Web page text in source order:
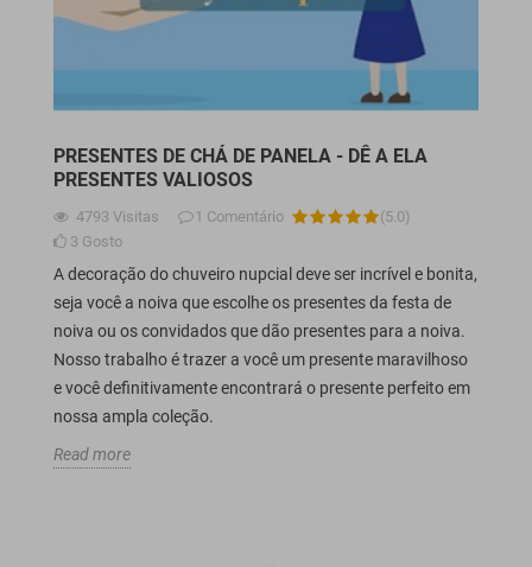
PRESENTES DE CHÁ DE PANELA - DÊ A ELA
PRESENTES VALIOSOS
4793 Visitas 1 Comentário (5.0)
3 Gosto
A decoração do chuveiro nupcial deve ser incrível e bonita,
seja você a noiva que escolhe os presentes da festa de
noiva ou os convidados que dão presentes para a noiva.
Nosso trabalho é trazer a você um presente maravilhoso
e você definitivamente encontrará o presente perfeito em
nossa ampla coleção.
Read more